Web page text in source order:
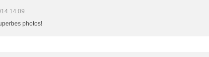
14:09
photos!